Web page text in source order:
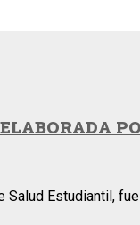
Estudiantil,